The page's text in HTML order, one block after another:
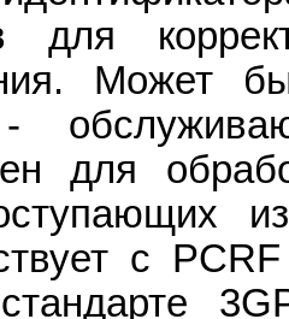
для
Может
-
для
с PCRF
3